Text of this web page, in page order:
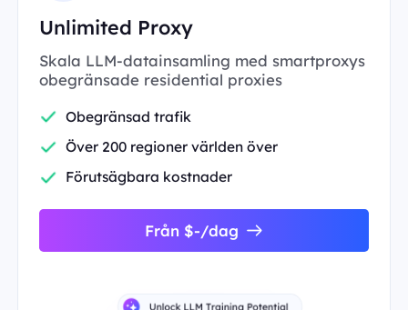
Unlimited Proxy
Skala LLM-datainsamling med smartproxys
obegränsade residential proxies
Obegränsad trafik
Över 200 regioner världen över
Förutsägbara kostnader
Från $-/dag